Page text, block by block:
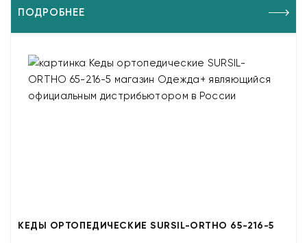
ПОДРОБНЕЕ
КЕДЫ ОРТОПЕДИЧЕСКИЕ SURSIL-ORTHO 65-216-5